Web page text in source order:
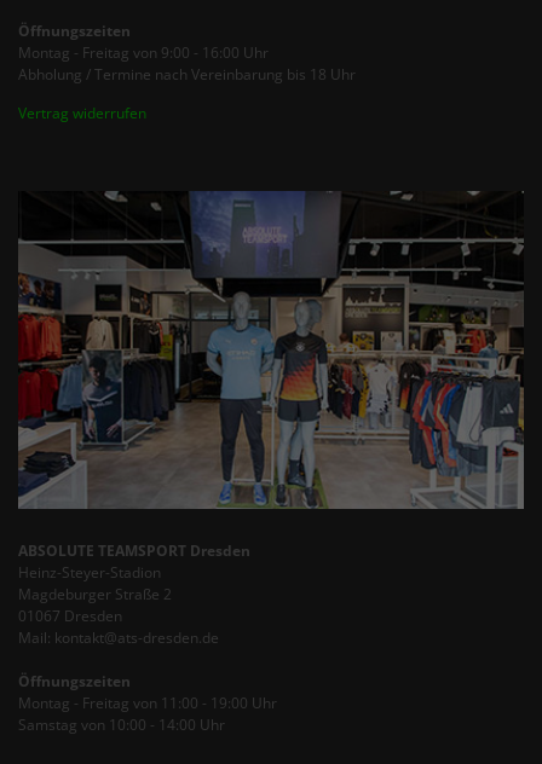
Öffnungszeiten
Montag - Freitag von 9:00 - 16:00 Uhr
Abholung / Termine nach Vereinbarung bis 18 Uhr
Vertrag widerrufen
ABSOLUTE TEAMSPORT Dresden
Heinz-Steyer-Stadion
Magdeburger Straße 2
01067 Dresden
Mail: kontakt@ats-dresden.de
Öffnungszeiten
Montag - Freitag von 11:00 - 19:00 Uhr
Samstag von 10:00 - 14:00 Uhr